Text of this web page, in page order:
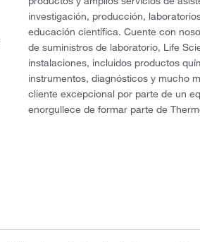
investigación, producción,
educación científica. Cuente con
de suministros de laboratorio, Life
instalaciones, incluidos productos
instrumentos, diagnósticos y mucho
cliente excepcional por parte de un
enorgullece de formar parte de